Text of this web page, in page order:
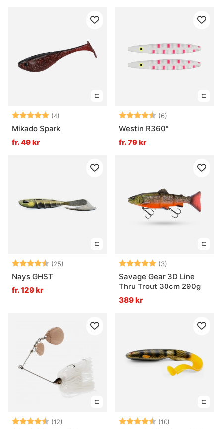
Betyg: (4)
5.0 utav 5 stjärnor
Mikado Spark
fr. 49 kr
Betyg: (6)
Westin R360°
fr. 79 kr
Betyg: (25)
4.6 utav 5 stjärnor
Nays GHST
fr. 129 kr
Betyg: (3)
Savage Gear 3D Line
Thru Trout 30cm 290g
389 kr
Betyg: (12)
4.5 utav 5 stjärnorBetyg: (10)